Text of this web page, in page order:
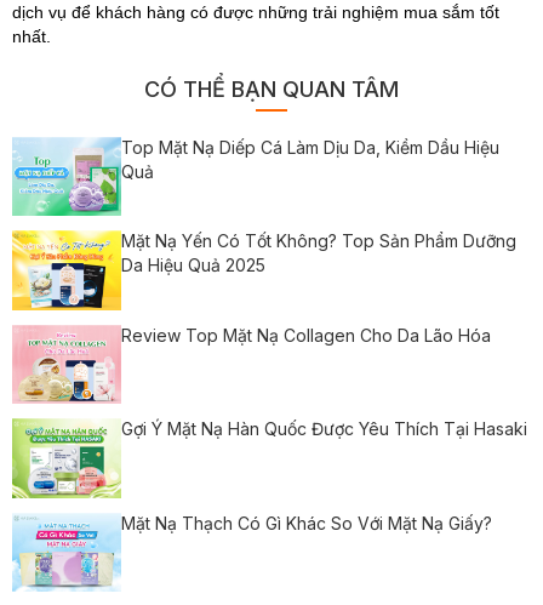
dịch vụ để khách hàng có được những trải nghiệm mua sắm tốt
nhất.
CÓ THỂ BẠN QUAN TÂM
Top Mặt Nạ Diếp Cá Làm Dịu Da, Kiềm Dầu Hiệu
Quả
Mặt Nạ Yến Có Tốt Không? Top Sản Phẩm Dưỡng
Da Hiệu Quả 2025
Review Top Mặt Nạ Collagen Cho Da Lão Hóa
Gợi Ý Mặt Nạ Hàn Quốc Được Yêu Thích Tại Hasaki
Mặt Nạ Thạch Có Gì Khác So Với Mặt Nạ Giấy?